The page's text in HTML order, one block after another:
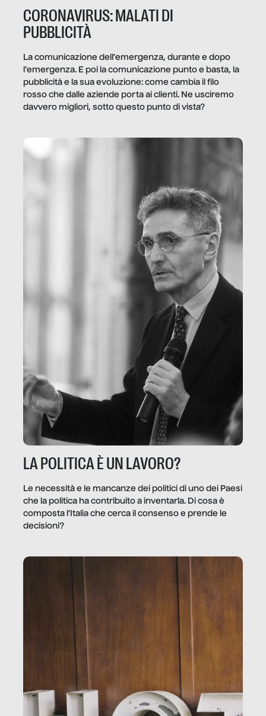
CORONAVIRUS: MALATI DI
PUBBLICITÀ
La comunicazione dell’emergenza, durante e dopo
l’emergenza. E poi la comunicazione punto e basta, la
pubblicità e la sua evoluzione: come cambia il filo
rosso che dalle aziende porta ai clienti. Ne usciremo
davvero migliori, sotto questo punto di vista?
LA POLITICA È UN LAVORO?
Le necessità e le mancanze dei politici di uno dei Paesi
che la politica ha contribuito a inventarla. Di cosa è
composta l’Italia che cerca il consenso e prende le
decisioni?